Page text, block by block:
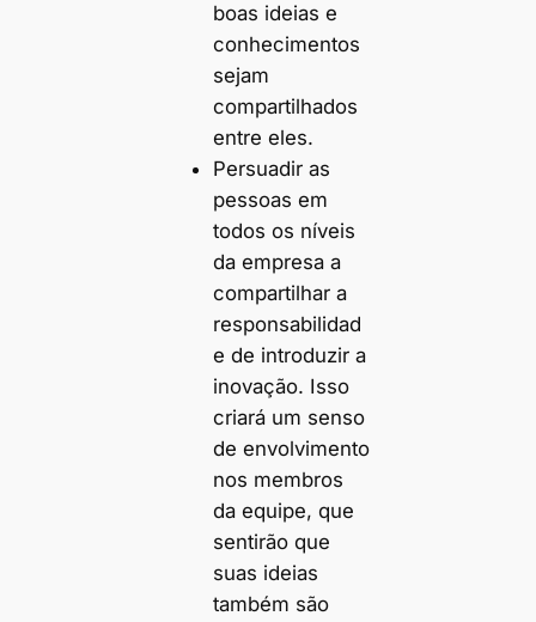
boas ideias e
conhecimentos
sejam
compartilhados
entre eles.
Persuadir as
pessoas em
todos os níveis
da empresa a
compartilhar a
responsabilidad
e de introduzir a
inovação. Isso
criará um senso
de envolvimento
nos membros
da equipe, que
sentirão que
suas ideias
também são